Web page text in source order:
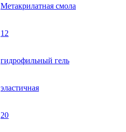
Метакрилатная смола
12
гидрофильный гель
эластичная
20